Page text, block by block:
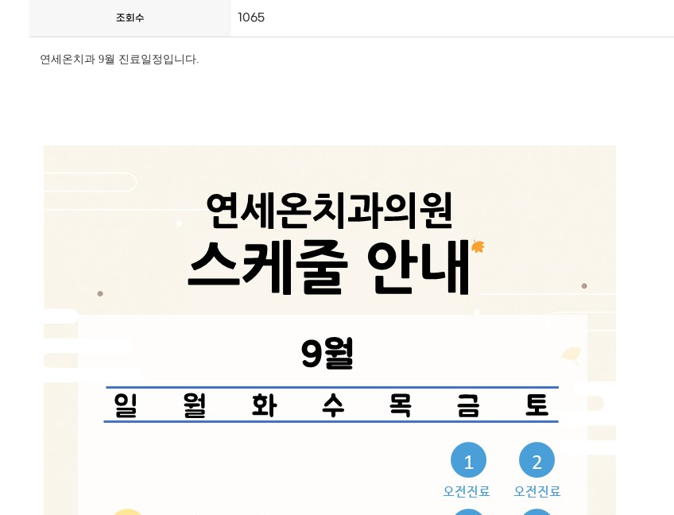
조회수 1065
연세온치과 9월 진료일정입니다.